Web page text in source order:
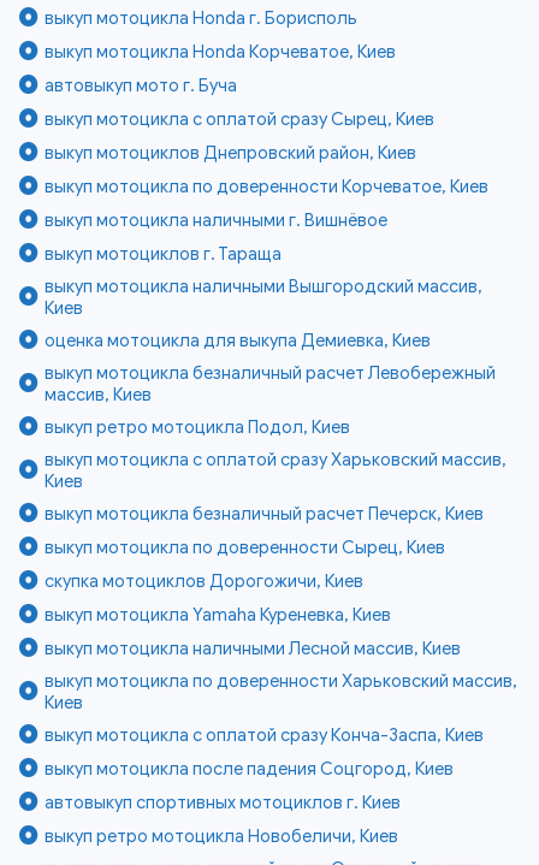
выкуп мотоцикла Honda г. Борисполь
выкуп мотоцикла Honda Корчеватое, Киев
автовыкуп мото г. Буча
выкуп мотоцикла с оплатой сразу Сырец, Киев
выкуп мотоциклов Днепровский район, Киев
выкуп мотоцикла по доверенности Корчеватое, Киев
выкуп мотоцикла наличными г. Вишнёвое
выкуп мотоциклов г. Тараща
выкуп мотоцикла наличными Вышгородский массив,
Киев
оценка мотоцикла для выкупа Демиевка, Киев
выкуп мотоцикла безналичный расчет Левобережный
массив, Киев
выкуп ретро мотоцикла Подол, Киев
выкуп мотоцикла с оплатой сразу Харьковский массив,
Киев
выкуп мотоцикла безналичный расчет Печерск, Киев
выкуп мотоцикла по доверенности Сырец, Киев
скупка мотоциклов Дорогожичи, Киев
выкуп мотоцикла Yamaha Куреневка, Киев
выкуп мотоцикла наличными Лесной массив, Киев
выкуп мотоцикла по доверенности Харьковский массив,
Киев
выкуп мотоцикла с оплатой сразу Конча-Заспа, Киев
выкуп мотоцикла после падения Соцгород, Киев
автовыкуп спортивных мотоциклов г. Киев
выкуп ретро мотоцикла Новобеличи, Киев